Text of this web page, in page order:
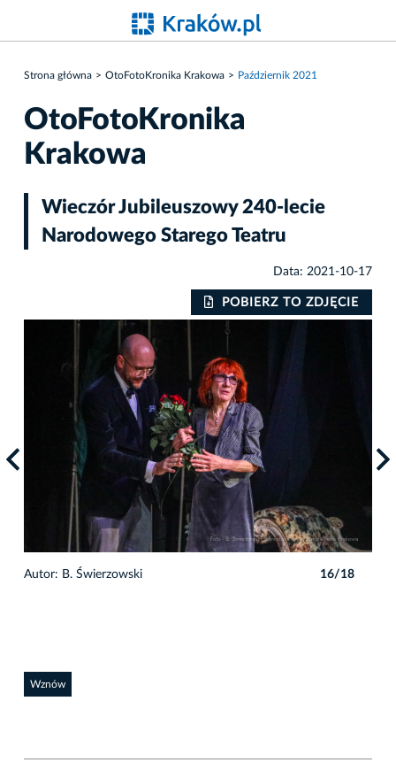
Strona główna OtoFotoKronika Krakowa Październik 2021
OtoFotoKronika
Krakowa
Wieczór Jubileuszowy 240-lecie
Narodowego Starego Teatru
Data: 2021-10-17
POBIERZ TO ZDJĘCIE
Autor: B. Świerzowski 16/18
Wznów